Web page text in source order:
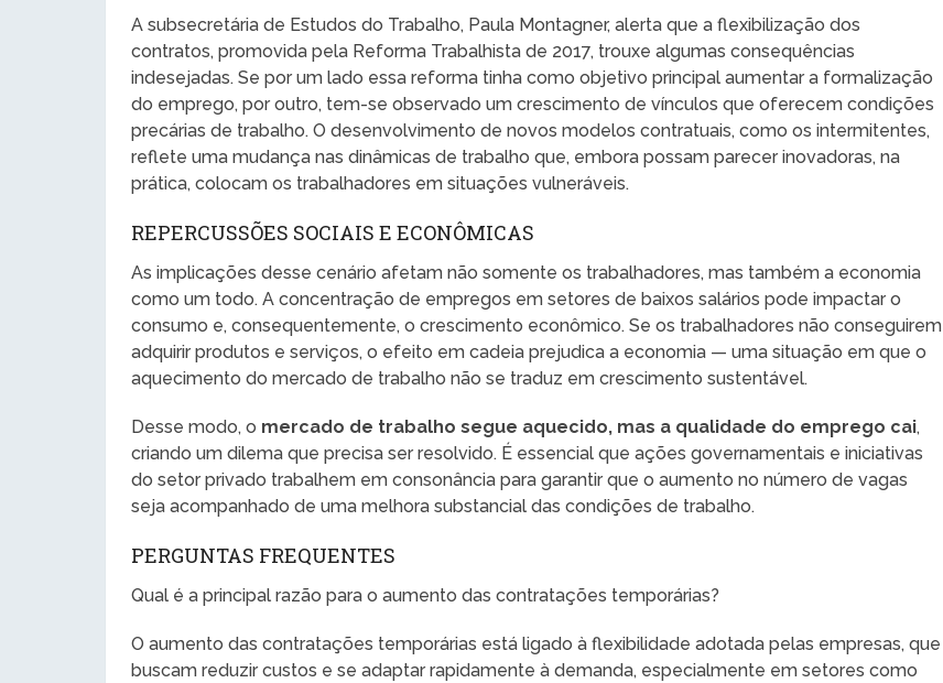
A subsecretária de Estudos do Trabalho, Paula Montagner, alerta que a flexibilização dos
contratos, promovida pela Reforma Trabalhista de 2017, trouxe algumas consequências
indesejadas. Se por um lado essa reforma tinha como objetivo principal aumentar a formalização
do emprego, por outro, tem-se observado um crescimento de vínculos que oferecem condições
precárias de trabalho. O desenvolvimento de novos modelos contratuais, como os intermitentes,
reflete uma mudança nas dinâmicas de trabalho que, embora possam parecer inovadoras, na
prática, colocam os trabalhadores em situações vulneráveis.
REPERCUSSÕES SOCIAIS E ECONÔMICAS
As implicações desse cenário afetam não somente os trabalhadores, mas também a economia
como um todo. A concentração de empregos em setores de baixos salários pode impactar o
consumo e, consequentemente, o crescimento econômico. Se os trabalhadores não conseguirem
adquirir produtos e serviços, o efeito em cadeia prejudica a economia — uma situação em que o
aquecimento do mercado de trabalho não se traduz em crescimento sustentável.
Desse modo, o mercado de trabalho segue aquecido, mas a qualidade do emprego cai,
criando um dilema que precisa ser resolvido. É essencial que ações governamentais e iniciativas
do setor privado trabalhem em consonância para garantir que o aumento no número de vagas
seja acompanhado de uma melhora substancial das condições de trabalho.
PERGUNTAS FREQUENTES
Qual é a principal razão para o aumento das contratações temporárias?
O aumento das contratações temporárias está ligado à flexibilidade adotada pelas empresas, que
buscam reduzir custos e se adaptar rapidamente à demanda, especialmente em setores como